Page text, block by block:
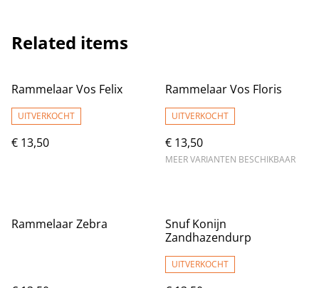
Related items
Rammelaar Vos Felix
UITVERKOCHT
€ 13,50
Rammelaar Vos Floris
UITVERKOCHT
€ 13,50
MEER VARIANTEN BESCHIKBAAR
Rammelaar Zebra
Snuf Konijn
Zandhazendurp
UITVERKOCHT